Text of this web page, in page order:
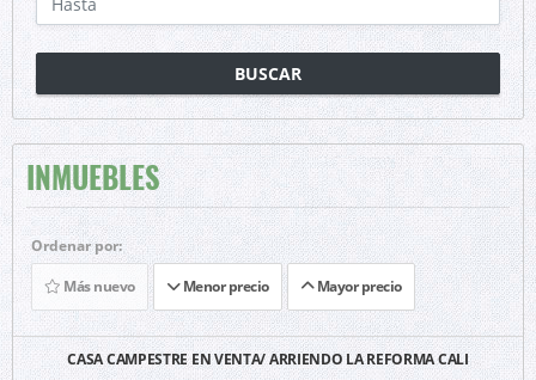
BUSCAR
INMUEBLES
Ordenar por:
Más nuevo
Menor precio Mayor precio
CASA CAMPESTRE EN VENTA/ ARRIENDO LA REFORMA CALI